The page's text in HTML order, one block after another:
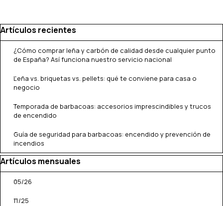
Saltar el bloque Artículos recientes
Artículos recientes
¿Cómo comprar leña y carbón de calidad desde cualquier punto
de España? Así funciona nuestro servicio nacional
Leña vs. briquetas vs. pellets: qué te conviene para casa o
negocio
Temporada de barbacoas: accesorios imprescindibles y trucos
de encendido
Guía de seguridad para barbacoas: encendido y prevención de
incendios
Saltar el bloque Artículos mensuales
Artículos mensuales
05/26
11/25